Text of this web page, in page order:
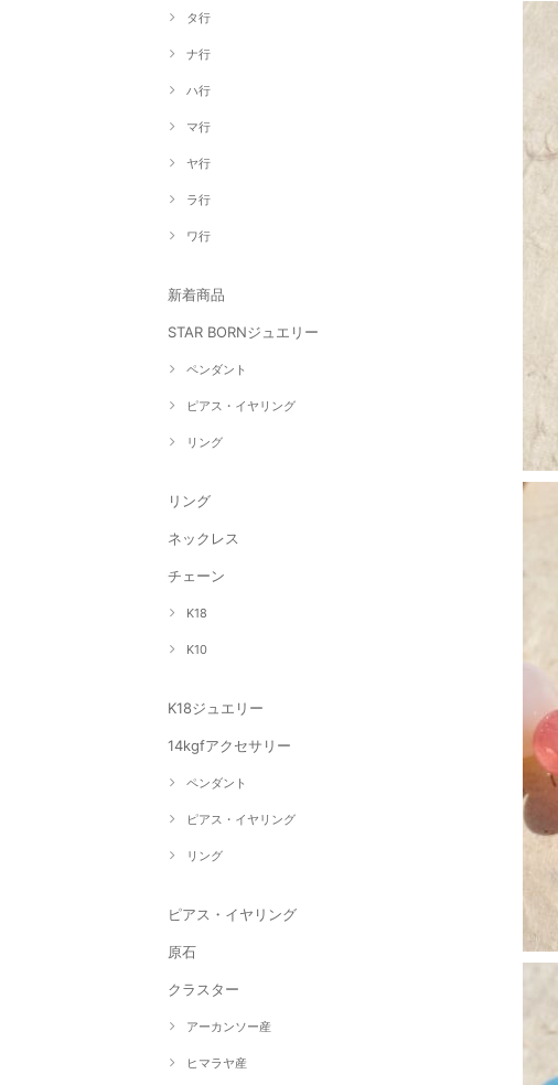
タ行
ナ行
ハ行
マ行
ヤ行
ラ行
ワ行
新着商品
STAR BORNジュエリー
ペンダント
ピアス・イヤリング
リング
リング
ネックレス
チェーン
K18
K10
K18ジュエリー
14kgfアクセサリー
ペンダント
ピアス・イヤリング
リング
ピアス・イヤリング
原石
クラスター
アーカンソー産
ヒマラヤ産